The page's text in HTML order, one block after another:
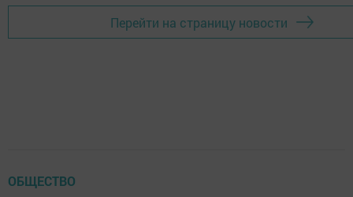
Перейти на страницу новости
ОБЩЕСТВО